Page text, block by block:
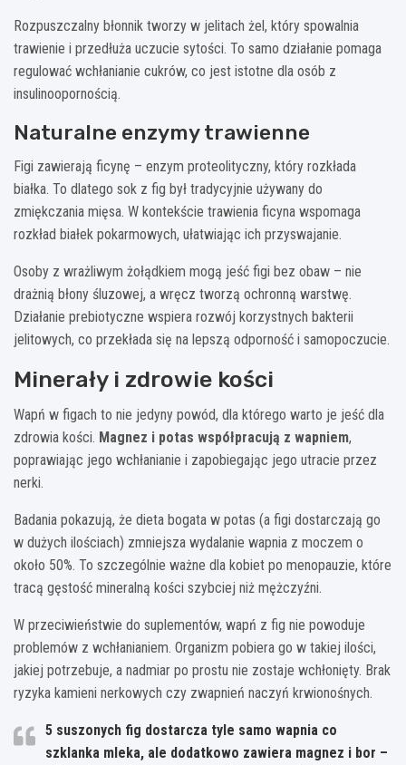
Rozpuszczalny błonnik tworzy w jelitach żel, który spowalnia
trawienie i przedłuża uczucie sytości. To samo działanie pomaga
regulować wchłanianie cukrów, co jest istotne dla osób z
insulinoopornością.
Naturalne enzymy trawienne
Figi zawierają ficynę – enzym proteolityczny, który rozkłada
białka. To dlatego sok z fig był tradycyjnie używany do
zmiękczania mięsa. W kontekście trawienia ficyna wspomaga
rozkład białek pokarmowych, ułatwiając ich przyswajanie.
Osoby z wrażliwym żołądkiem mogą jeść figi bez obaw – nie
drażnią błony śluzowej, a wręcz tworzą ochronną warstwę.
Działanie prebiotyczne wspiera rozwój korzystnych bakterii
jelitowych, co przekłada się na lepszą odporność i samopoczucie.
Minerały i zdrowie kości
Wapń w figach to nie jedyny powód, dla którego warto je jeść dla
zdrowia kości. Magnez i potas współpracują z wapniem,
poprawiając jego wchłanianie i zapobiegając jego utracie przez
nerki.
Badania pokazują, że dieta bogata w potas (a figi dostarczają go
w dużych ilościach) zmniejsza wydalanie wapnia z moczem o
około 50%. To szczególnie ważne dla kobiet po menopauzie, które
tracą gęstość mineralną kości szybciej niż mężczyźni.
W przeciwieństwie do suplementów, wapń z fig nie powoduje
problemów z wchłanianiem. Organizm pobiera go w takiej ilości,
jakiej potrzebuje, a nadmiar po prostu nie zostaje wchłonięty. Brak
ryzyka kamieni nerkowych czy zwapnień naczyń krwionośnych.
5 suszonych fig dostarcza tyle samo wapnia co
szklanka mleka, ale dodatkowo zawiera magnez i bor –